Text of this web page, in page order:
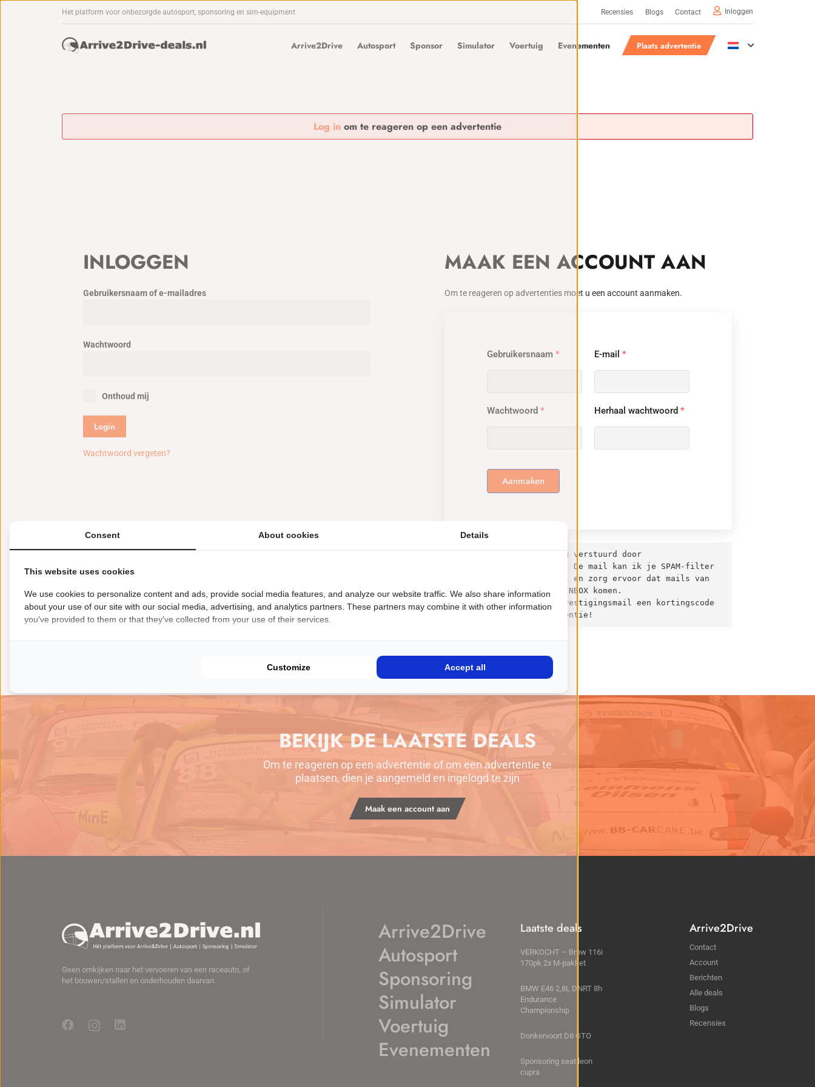
Het platform voor onbezorgde autosport, sponsoring en sim-equipment Recensies Blogs Contact Inloggen
Arrive2Drive Autosport Sponsor Simulator Voertuig Evenementen Plaats advertentie
Log in om te reageren op een advertentie
INLOGGEN
Gebruikersnaam of e-mailadres
Wachtwoord
Onthoud mij
Wachtwoord vergeten?
MAAK EEN ACCOUNT AAN
Om te reageren op advertenties moet u een account aanmaken.
Gebruikersnaam *
Wachtwoord *
E-mail *
Herhaal wachtwoord *
Aanmaken
Er wordt een bevestiging verstuurd door
noreply@arrive2drive.nl. De mail kan ik je SPAM-filter
terecht komen. Mis niets en zorg ervoor dat mails van
@arrive2drive.nl in je INBOX komen.
Tevens vind je in de bevestigingsmail een kortingscode
voor jouw eerste advertentie!
BEKIJK DE LAATSTE DEALS
Om te reageren op een advertentie of om een advertentie te
plaatsen, dien je aangemeld en ingelogd te zijn
Maak een account aan
Geen omkijken naar het vervoeren van een raceauto, of
het bouwen/stallen en onderhouden daarvan.
Arrive2Drive
Autosport
Sponsoring
Simulator
Voertuig
Evenementen
Laatste deals
VERKOCHT – Bmw 116i
170pk 2x M-pakket
BMW E46 2,8L DNRT 8h
Endurance
Championship
Donkervoort D8 GTO
Sponsoring seat leon
cupra
Arrive2Drive
Contact
Account
Berichten
Alle deals
Blogs
Recensies
Consent About cookies Details
This website uses cookies
We use cookies to personalize content and ads, provide social media features, and analyze our website traffic. We also share information
about your use of our site with our social media, advertising, and analytics partners. These partners may combine it with other information
you've provided to them or that they've collected from your use of their services.
Customize Accept all